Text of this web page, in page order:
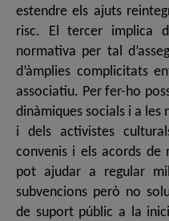
estendre els ajuts
risc. El tercer implica
normativa per tal
d’àmplies complicitats
associatiu. Per fer-ho
dinàmiques socials i a les
i dels activistes
convenis i els acords de
pot ajudar a regular
subvencions però no
de suport públic a la